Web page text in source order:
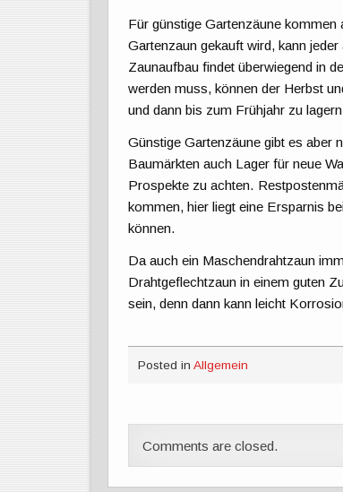
Für günstige Gartenzäune kommen
Gartenzaun gekauft wird, kann
Zaunaufbau findet überwiegend in
werden muss, können der Herbst
und dann bis zum Frühjahr zu
Günstige Gartenzäune gibt es aber
Baumärkten auch Lager für neue
Prospekte zu achten.
kommen, hier liegt eine Ersparnis
können.
Da auch ein Maschendrahtzaun
Drahtgeflechtzaun in einem guten
sein, denn dann kann leicht
Posted in Allgemein
Comments are closed.